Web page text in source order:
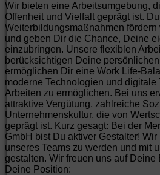
Wir bieten eine Arbeitsumgebung,
Offenheit und Vielfalt geprägt ist.
Weiterbildungsmaßnahmen
und geben Dir die Chance, Deine
einzubringen. Unsere flexiblen
berücksichtigen Deine
ermöglichen Dir eine Work Life-
moderne Technologien und digitale
Arbeiten zu ermöglichen. Bei uns
attraktive Vergütung, zahlreiche
Unternehmenskultur, die von
geprägt ist. Kurz gesagt: Bei der
GmbH bist Du aktiver Gestalter! Wir
unseres Teams zu werden und mit
gestalten. Wir freuen uns auf Deine
Deine Position: